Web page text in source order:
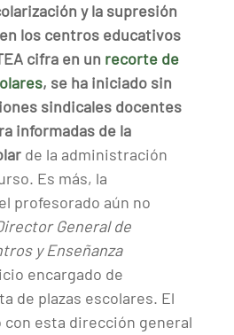
y la supresión
los centros educativos
cifra en un recorte de
, se ha iniciado sin
sindicales docentes
informadas de la
de la administración
Es más, la
profesorado aún no
General de
y Enseñanza
encargado de
de plazas escolares. El
esta dirección general